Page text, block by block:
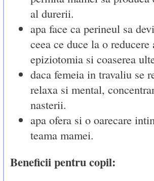
al durerii.
apa face ca perineul sa
ceea ce duce la o
epiziotomia si coaserea
daca femeia in travaliu se
relaxa si mental,
nasterii.
apa ofera si o oarecare
teama mamei.
Beneficii pentru copil: